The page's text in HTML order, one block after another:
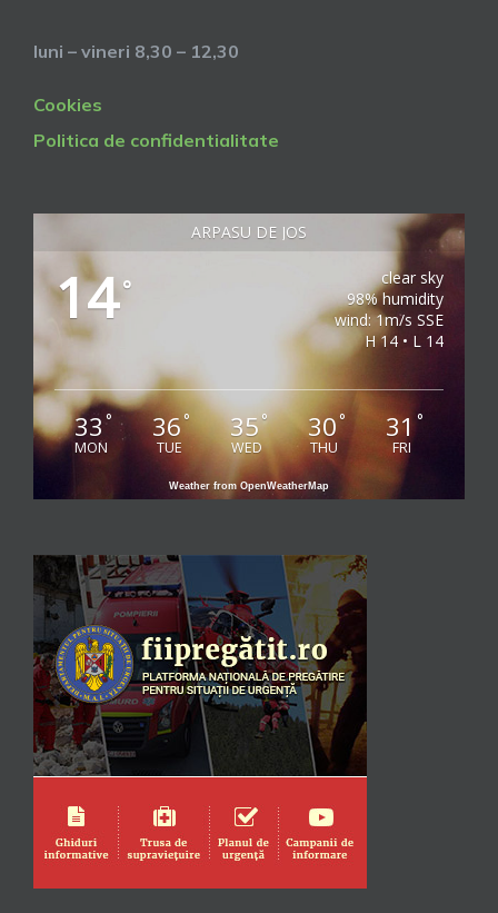
luni – vineri 8,30 – 12,30
Cookies
Politica de confidentialitate
ARPASU DE JOS
14°
clear sky
98% humidity
wind: 1m/s SSE
H 14 • L 14
33 °
MON
36°
TUE
35°
WED
30°
THU
31 °
FRI
Weather from OpenWeatherMap